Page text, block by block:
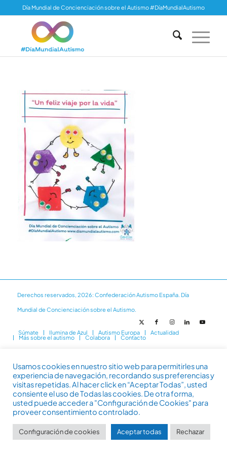
Día Mundial de Concienciación sobre el Autismo #DíaMundialAutismo
Derechos reservados, 2026: Confederación Autismo España. Día
Mundial de Concienciación sobre el Autismo.
Súmate Ilumina de Azul Autismo Europa Actualidad
Más sobre el autismo Colabora Contacto
Usamos cookies en nuestro sitio web para permitirles una
experiencia de navegación, recordando sus preferencias y
visitas repetidas. Al hacer click en “Aceptar Todas”, usted
consiente el uso de Todas las cookies. De otra forma,
usted puede acceder a "Configuración de Cookies" para
proveer consentimiento controlado.
Configuración de cookies Aceptar todas Rechazar